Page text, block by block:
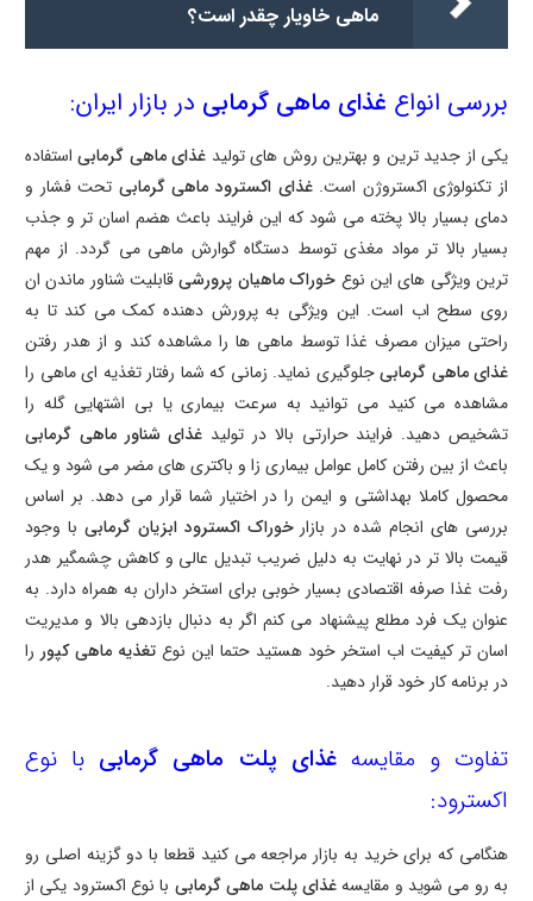
ماهی خاویار چقدر است؟
بررسی انواع غذای ماهی گرمابی در بازار ایران:
یکی از جدید ترین و بهترین روش های تولید غذای ماهی گرمابیاستفاده
از تکنولوژی اکستروژن است.غذای اکسترود ماهی گرمابی تحت فشار و
دمای بسیار بالا پخته می شود که این فرایند باعث هضم اسان تر و جذب
بسیار بالا تر مواد مغذی توسط دستگاه گوارش ماهی می گردد. از مهم
ترین ویژگی های این نوع خوراک ماهیان پرورشیقابلیت شناور ماندن ان
روی سطح اب است. این ویژگی به پرورش دهنده کمک می کند تا به
راحتی میزان مصرف غذا توسط ماهی ها را مشاهده کند و از هدر رفتن
غذای ماهی گرمابیجلوگیری نماید. زمانی که شما رفتار تغذیه ای ماهی را
مشاهده می کنید می توانید به سرعت بیماری یا بی اشتهایی گله را
تشخیص دهید. فرایند حرارتی بالا در تولید غذای شناور ماهی گرمابی
باعث از بین رفتن کامل عوامل بیماری زا و باکتری های مضر می شود و یک
محصول کاملا بهداشتی و ایمن را در اختیار شما قرار می دهد. بر اساس
بررسی های انجام شده در بازارخوراک اکسترود ابزیان گرمابی با وجود
قیمت بالا تر در نهایت به دلیل ضریب تبدیل عالی و کاهش چشمگیر هدر
رفت غذا صرفه اقتصادی بسیار خوبی برای استخر داران به همراه دارد. به
عنوان یک فرد مطلع پیشنهاد می کنم اگر به دنبال بازدهی بالا و مدیریت
اسان تر کیفیت اب استخر خود هستید حتما این نوع تغذیه ماهی کپور را
در برنامه کار خود قرار دهید.
تفاوت و مقایسهغذای پلت ماهی گرمابی با نوع
اکسترود:
هنگامی که برای خرید به بازار مراجعه می کنید قطعا با دو گزینه اصلی رو
به رو می شوید و مقایسهغذای پلت ماهی گرمابی با نوع اکسترود یکی از